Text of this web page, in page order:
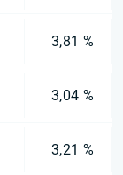
3,81 %
3,04 %
3,21 %